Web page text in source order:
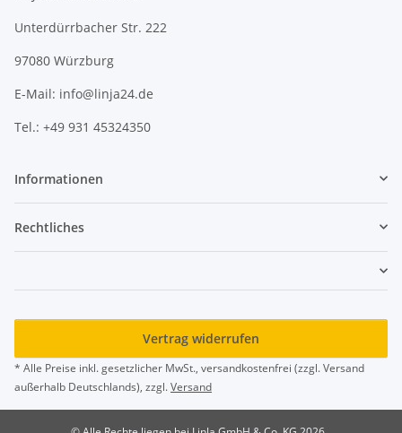
Unterdürrbacher Str. 222
97080 Würzburg
E-Mail: info@linja24.de
Tel.: +49 931 45324350
Informationen
Rechtliches
Vertrag widerrufen
* Alle Preise inkl. gesetzlicher MwSt., versandkostenfrei (zzgl. Versand
außerhalb Deutschlands), zzgl.Versand